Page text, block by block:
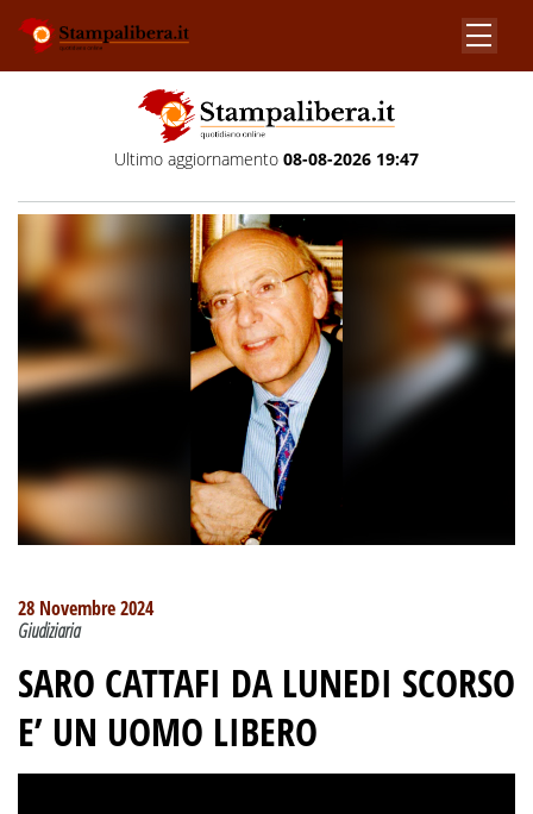
Ultimo aggiornamento 08-08-2026 19:47
28 Novembre 2024
Giudiziaria
SARO CATTAFI DA LUNEDI SCORSO
E’ UN UOMO LIBERO